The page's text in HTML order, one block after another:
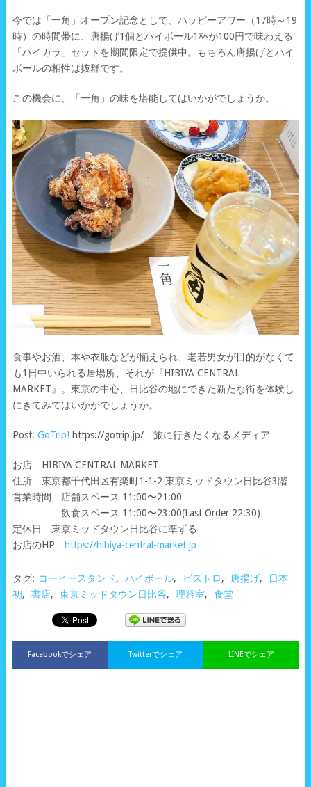
今では「一角」オープン記念として、ハッピーアワー（17時～19
時）の時間帯に、唐揚げ1個とハイボール1杯が100円で味わえる
「ハイカラ」セットを期間限定で提供中。もちろん唐揚げとハイ
ボールの相性は抜群です。
この機会に、「一角」の味を堪能してはいかがでしょうか。
食事やお酒、本や衣服などが揃えられ、老若男女が目的がなくて
も1日中いられる居場所、それが『HIBIYA CENTRAL
MARKET』。東京の中心、日比谷の地にできた新たな街を体験し
にきてみてはいかがでしょうか。
Post: GoTrip!https://gotrip.jp/ 旅に行きたくなるメディア
お店 HIBIYA CENTRAL MARKET
住所 東京都千代田区有楽町1-1-2 東京ミッドタウン日比谷3階
営業時間 店舗スペース 11:00〜21:00
飲食スペース 11:00〜23:00(Last Order 22:30)
定休日 東京ミッドタウン日比谷に準ずる
お店のHP
https://hibiya-central-market.jp
タグ: コーヒースタンド, ハイボール, ビストロ, 唐揚げ,
日本
初, 書店, 東京ミッドタウン日比谷, 理容室, 食堂
Facebookでシェア LINEでシェア
Twitterでシェア